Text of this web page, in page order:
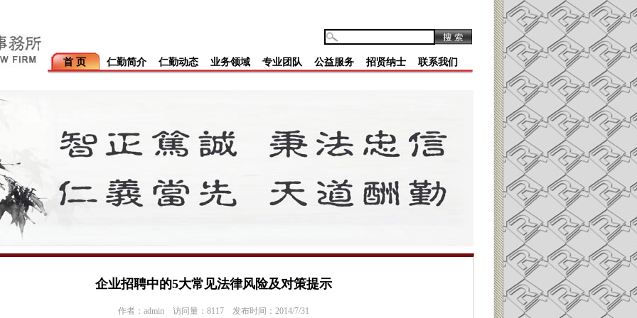
首 页 仁勤简介 仁勤动态 业务领域 专业团队 公益服务 招贤纳士 联系我们
企业招聘中的5大常见法律风险及对策提示
作者：admin 访问量：8117 发布时间：2014/7/31